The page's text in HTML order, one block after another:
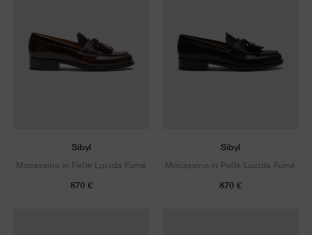
Sibyl
Mocassino in Pelle Lucida Fumé
870 €
Sibyl
Mocassino in Pelle Lucida Fumé
870 €